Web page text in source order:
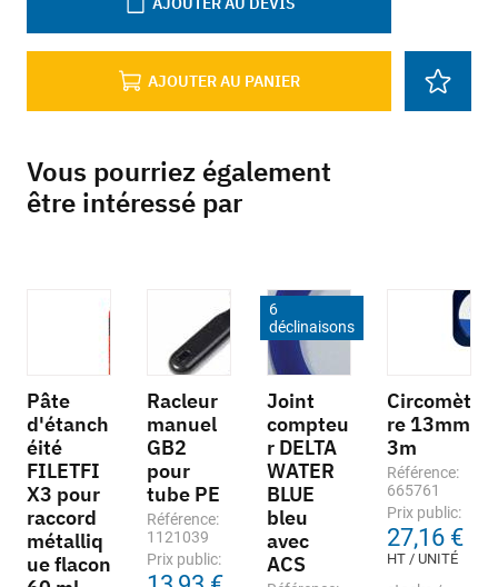
AJOUTER AU PANIER
Vous pourriez également
être intéressé par
Pâte
d'étanch
éité
FILETFI
X3 pour
raccord
métalliq
ue flacon
Racleur
manuel
GB2
pour
tube PE
Référence:
1121039
Prix public:
6
déclinaisons
Joint
compteu
r DELTA
WATER
BLUE
bleu
avec
ACS
Circomèt
re 13mm
3m
Référence:
665761
Prix public:
27,16 €
HT / UNITÉ